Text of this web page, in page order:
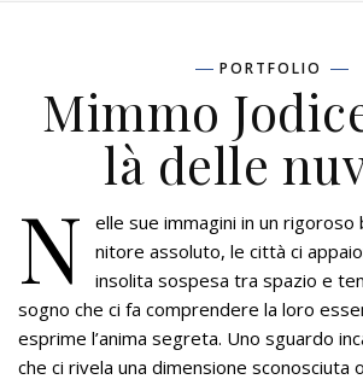
PORTFOLIO
Mimmo
là delle
N
elle sue immagini in un rigoroso
nitore assoluto, le città ci
insolita sospesa tra spazio e
sogno che ci fa comprendere la loro
esprime l’anima segreta. Uno sguardo
che ci rivela una dimensione sconosciuta